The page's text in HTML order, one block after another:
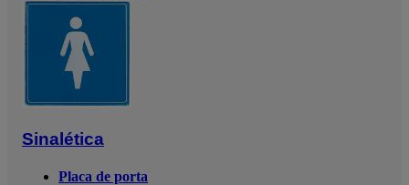
Sinalética
Placa de porta